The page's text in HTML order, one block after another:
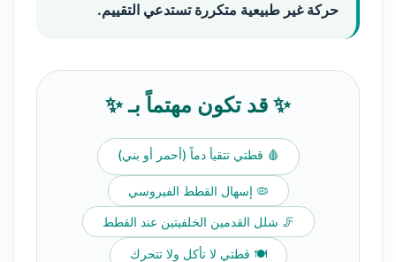
حركة غير طبيعية متكررة تستدعي التقييم.
✨ قد تكون مهتماً بـ ✨
🩸 قطتي تتقيأ دماً (أحمر أو بني)
🦠 إسهال القطط الفيروسي
🦵 شلل القدمين الخلفيتين عند القطط
🍽️ قطتي لا تأكل ولا تتحرك